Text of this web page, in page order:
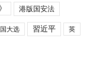
港版国安法
大选 習近平 英